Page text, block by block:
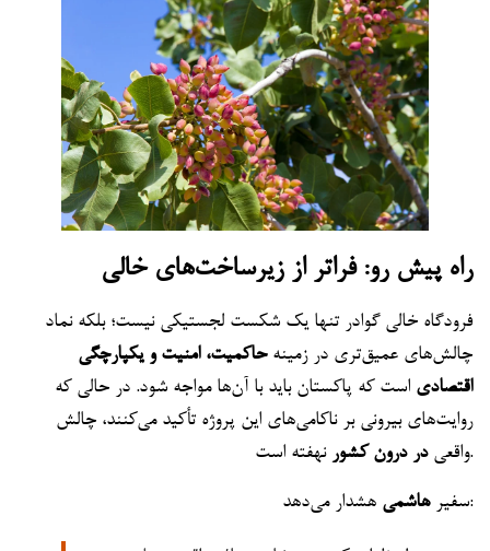
راه پیش رو: فراتر از زیرساخت‌های خالی
فرودگاه خالی گوادر تنها یک شکست لجستیکی نیست؛ بلکه نماد
چالش‌های عمیق‌تری در زمینهحاکمیت، امنیت و یکپارچگی
اقتصادی است که پاکستان باید با آن‌ها مواجه شود. در حالی که
روایت‌های بیرونی بر ناکامی‌های این پروژه تأکید می‌کنند، چالش
واقعیدر درون کشور نهفته است.
سفیرهاشمی هشدار می‌دهد: